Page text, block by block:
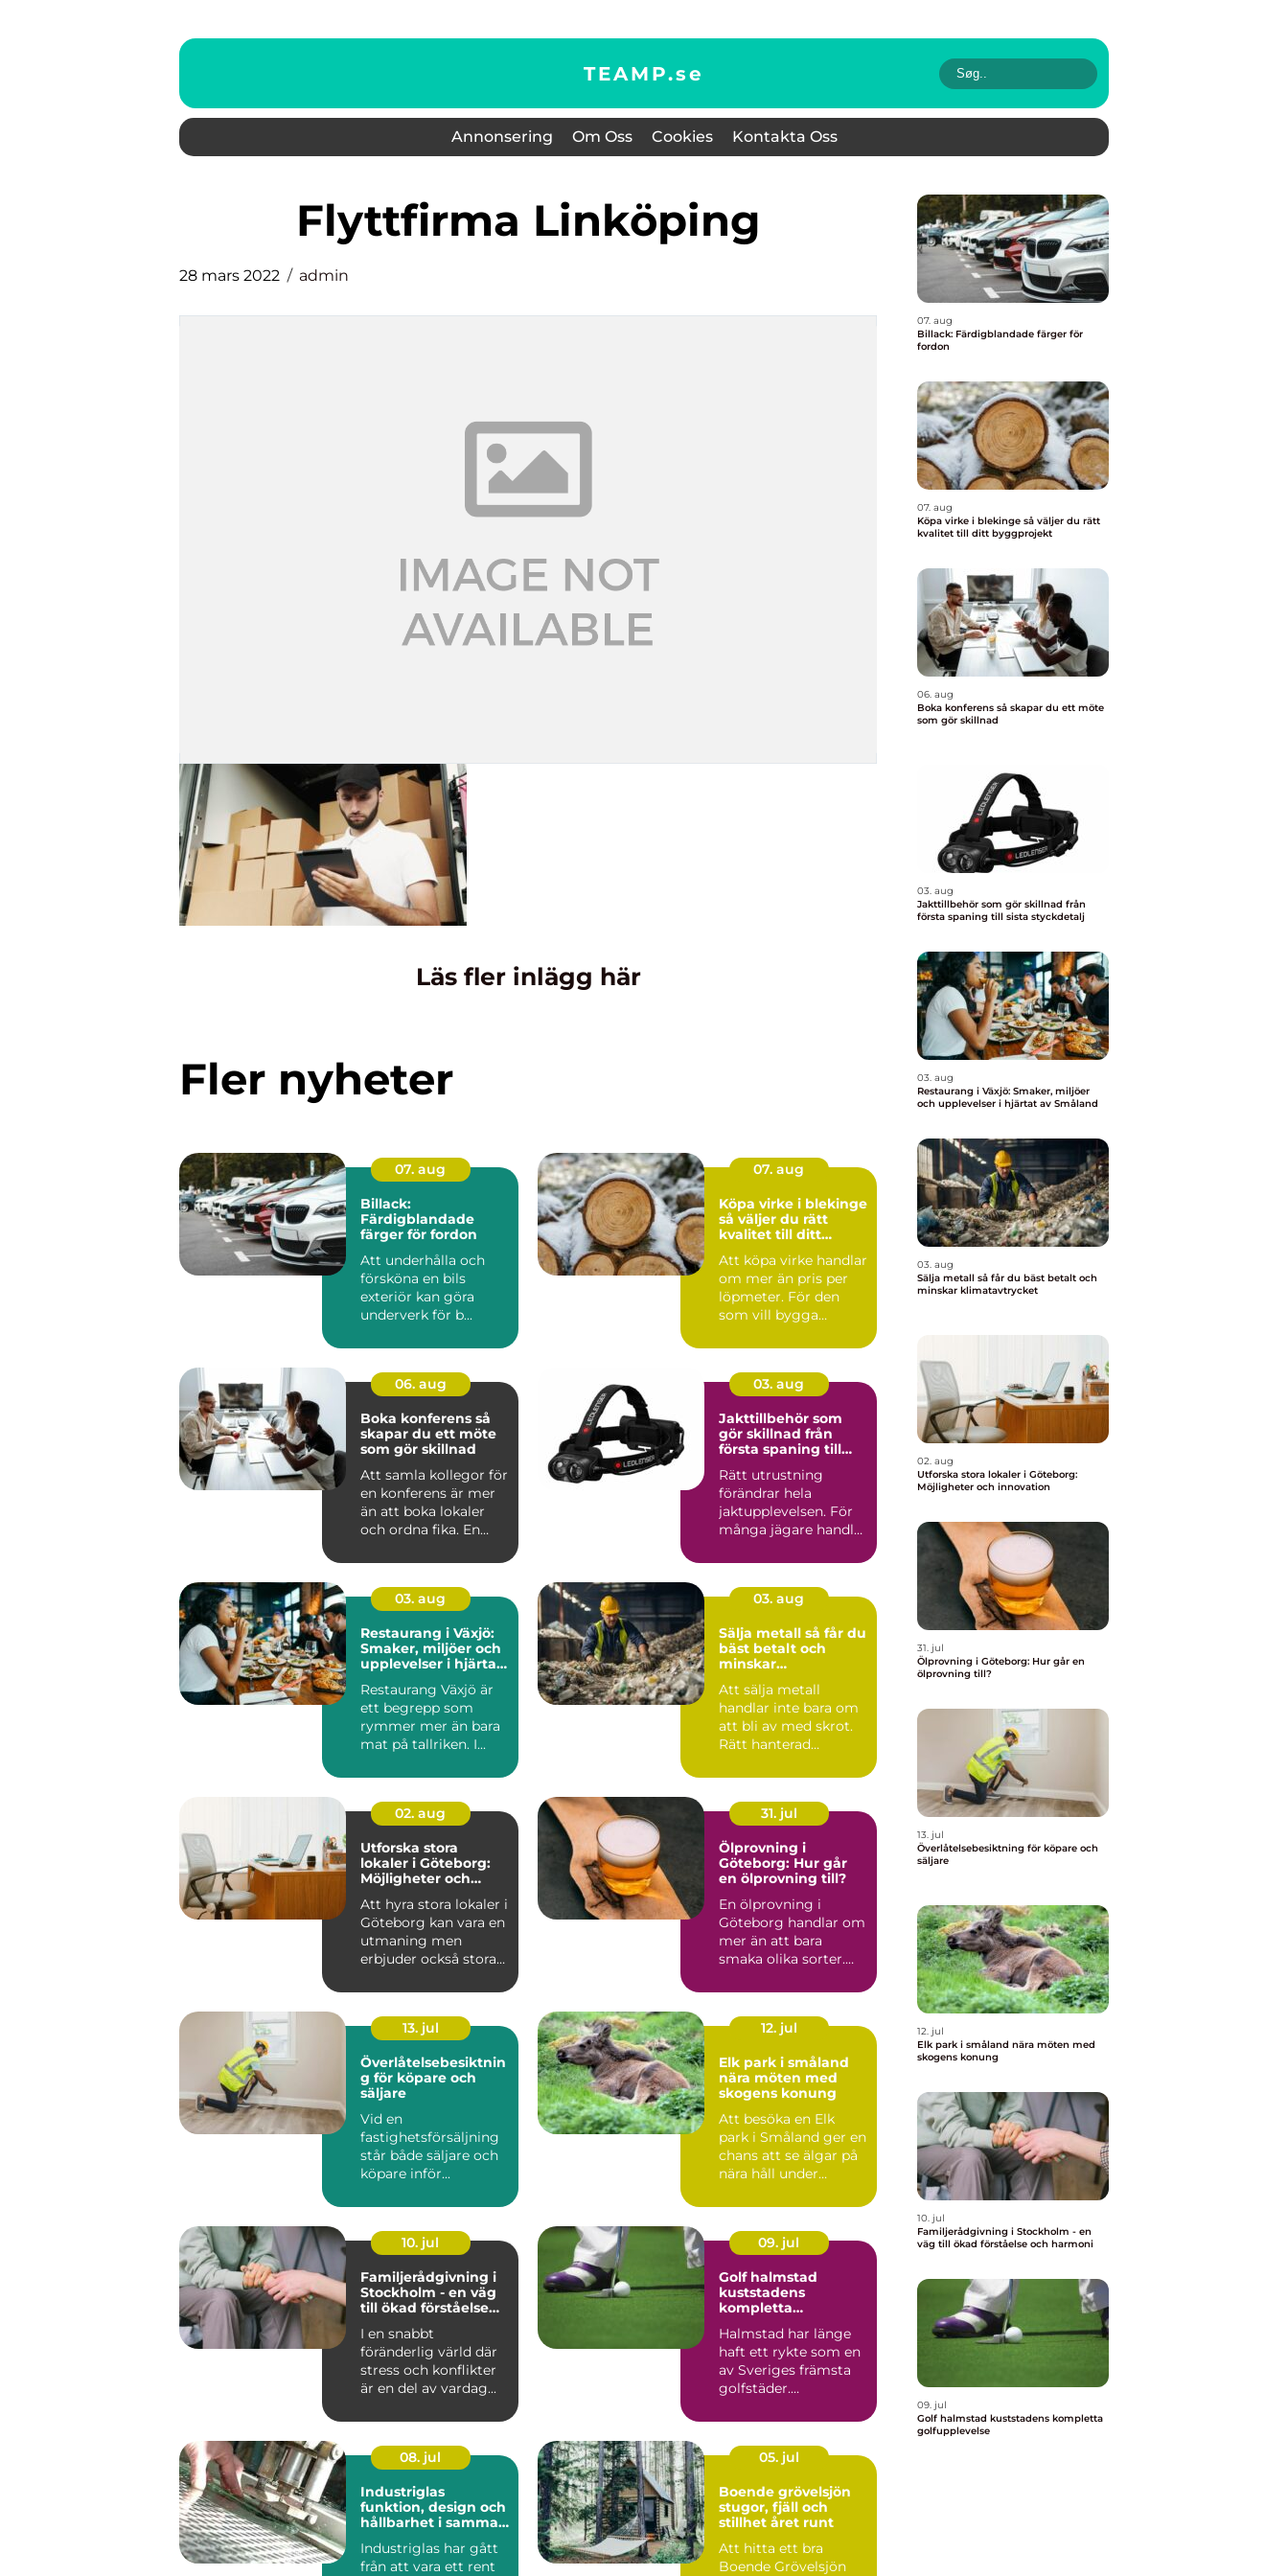
TEAMP.se
Annonsering Om Oss Cookies Kontakta Oss
flyttfirma Linköping
28 mars 2022 admin
Läs fler inlägg här
Fler nyheter
07. aug
Billack:
Färdigblandade
färger för fordon
Att underhålla och
försköna en bils
exteriör kan göra
underverk för b...
07. aug
Köpa virke i blekinge
så väljer du rätt
kvalitet till ditt
Att köpa virke handlar
om mer än pris per
löpmeter. För den
som vill bygga
funk...
06. aug
Boka konferens så
skapar du ett möte
som gör skillnad
Att samla kollegor för
en konferens är mer
än att boka lokaler
och ordna fika. En
03. aug
Jakttillbehör som
gör skillnad från
första spaning till
Rätt utrustning
förändrar hela
jaktupplevelsen. För
många jägare handlar
mest pr...
03. aug
Restaurang i Växjö:
Smaker, miljöer och
upplevelser i hjärtat
Restaurang Växjö är
ett begrepp som
rymmer mer än bara
mat på tallriken. I...
03. aug
Sälja metall så får du
bäst betalt och
minskar
Att sälja metall
handlar inte bara om
att bli av med skrot.
Rätt hanterad
vär...
02. aug
Utforska stora
lokaler i Göteborg:
Möjligheter och
Att hyra stora lokaler i
Göteborg kan vara en
utmaning men
erbjuder också stora
31. jul
Ölprovning i
Göteborg: Hur går
en ölprovning till?
En ölprovning i
Göteborg handlar om
mer än att bara
smaka olika sorter.
13. jul
Överlåtelsebesiktnin
g för köpare och
säljare
Vid en
fastighetsförsäljning
står både säljare och
köpare inför...
12. jul
Elk park i småland
nära möten med
skogens konung
Att besöka en Elk
park i Småland ger en
chans att se älgar på
nära håll under
for...
10. jul
Familjerådgivning i
Stockholm - en väg
till ökad förståelse
I en snabbt
föränderlig värld där
stress och konflikter
är en del av vardag...
09. jul
Golf halmstad
kuststadens
kompletta
Halmstad har länge
haft ett rykte som en
av Sveriges främsta
golfstäder.
havsnära b...
08. jul
Industriglas
funktion, design och
hållbarhet i samma
Industriglas har gått
från att vara ett rent
05. jul
Boende grövelsjön
stugor, fjäll och
stillhet året runt
Att hitta ett bra
Boende Grövelsjön
07. aug
Billack: Färdigblandade färger för
fordon
07. aug
Köpa virke i blekinge så väljer du rätt
kvalitet till ditt byggprojekt
06. aug
Boka konferens så skapar du ett möte
som gör skillnad
03. aug
Jakttillbehör som gör skillnad från
första spaning till sista styckdetalj
03. aug
Restaurang i Växjö: Smaker, miljöer
och upplevelser i hjärtat av Småland
03. aug
Sälja metall så får du bäst betalt och
minskar klimatavtrycket
02. aug
Utforska stora lokaler i Göteborg:
Möjligheter och innovation
31. jul
Ölprovning i Göteborg: Hur går en
ölprovning till?
13. jul
Överlåtelsebesiktning för köpare och
säljare
12. jul
Elk park i småland nära möten med
skogens konung
10. jul
Familjerådgivning i Stockholm - en
väg till ökad förståelse och harmoni
09. jul
Golf halmstad kuststadens kompletta
golfupplevelse